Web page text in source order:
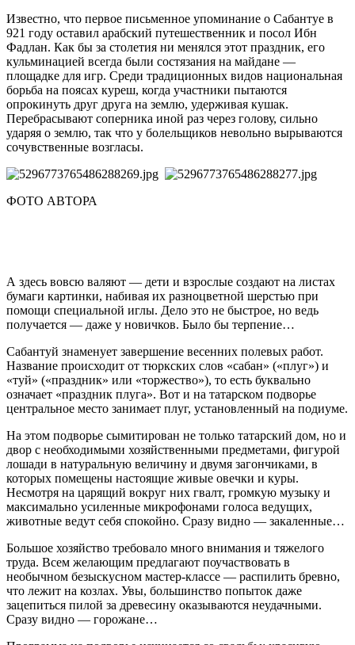
Известно, что первое письменное упоминание о Сабантуе в
921 году оставил арабский путешественник и посол Ибн
Фадлан. Как бы за столетия ни менялся этот праздник, его
кульминацией всегда были состязания на майдане —
площадке для игр. Среди традиционных видов национальная
борьба на поясах куреш, когда участники пытаются
опрокинуть друг друга на землю, удерживая кушак.
Перебрасывают соперника иной раз через голову, сильно
ударяя о землю, так что у болельщиков невольно вырываются
сочувственные возгласы.
ФОТО АВТОРА
А здесь вовсю валяют — дети и взрослые создают на листах
бумаги картинки, набивая их разноцветной шерстью при
помощи специальной иглы. Дело это не быстрое, но ведь
получается — даже у новичков. Было бы терпение…
Сабантуй знаменует завершение весенних полевых работ.
Название происходит от тюркских слов «сабан» («плуг») и
«туй» («праздник» или «торжество»), то есть буквально
означает «праздник плуга». Вот и на татарском подворье
центральное место занимает плуг, установленный на подиуме.
На этом подворье сымитирован не только татарский дом, но и
двор с необходимыми хозяйственными предметами, фигурой
лошади в натуральную величину и двумя загончиками, в
которых помещены настоящие живые овечки и куры.
Несмотря на царящий вокруг них гвалт, громкую музыку и
максимально усиленные микрофонами голоса ведущих,
животные ведут себя спокойно. Сразу видно — закаленные…
Большое хозяйство требовало много внимания и тяжелого
труда. Всем желающим предлагают поучаствовать в
необычном безыскусном мастер-классе — распилить бревно,
что лежит на козлах. Увы, большинство попыток даже
зацепиться пилой за древесину оказываются неудачными.
Сразу видно — горожане…